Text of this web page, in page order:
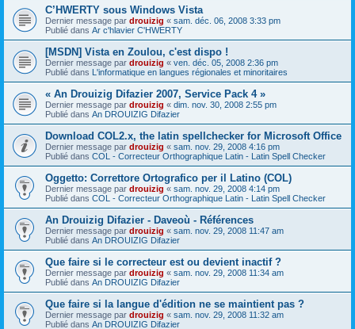
C’HWERTY sous Windows Vista
Dernier message par drouizig « sam. déc. 06, 2008 3:33 pm
Publié dans Ar c'hlavier C'HWERTY
[MSDN] Vista en Zoulou, c'est dispo !
Dernier message par drouizig « ven. déc. 05, 2008 2:36 pm
Publié dans L'informatique en langues régionales et minoritaires
« An Drouizig Difazier 2007, Service Pack 4 »
Dernier message par drouizig « dim. nov. 30, 2008 2:55 pm
Publié dans An DROUIZIG Difazier
Download COL2.x, the latin spellchecker for Microsoft Office
Dernier message par drouizig « sam. nov. 29, 2008 4:16 pm
Publié dans COL - Correcteur Orthographique Latin - Latin Spell Checker
Oggetto: Correttore Ortografico per il Latino (COL)
Dernier message par drouizig « sam. nov. 29, 2008 4:14 pm
Publié dans COL - Correcteur Orthographique Latin - Latin Spell Checker
An Drouizig Difazier - Daveoù - Références
Dernier message par drouizig « sam. nov. 29, 2008 11:47 am
Publié dans An DROUIZIG Difazier
Que faire si le correcteur est ou devient inactif ?
Dernier message par drouizig « sam. nov. 29, 2008 11:34 am
Publié dans An DROUIZIG Difazier
Que faire si la langue d'édition ne se maintient pas ?
Dernier message par drouizig « sam. nov. 29, 2008 11:32 am
Publié dans An DROUIZIG Difazier